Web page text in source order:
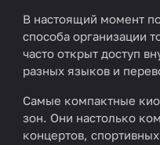
В настоящий момент
способа организации
часто открыт доступ
разных языков и
Самые компактные
зон. Они настолько
концертов,